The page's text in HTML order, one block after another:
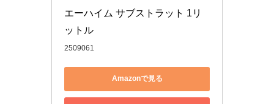
エーハイム サブストラット 1リ
ットル
2509061
Amazonで見る